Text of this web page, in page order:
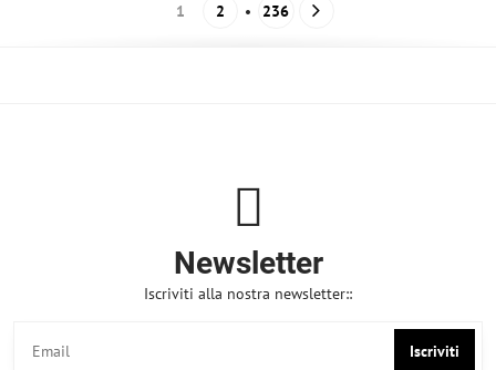
1 2 236
Newsletter
Iscriviti alla nostra newsletter::
Iscriviti